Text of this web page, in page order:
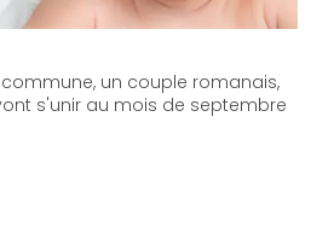
un couple romanais,
s'unir au mois de septembre